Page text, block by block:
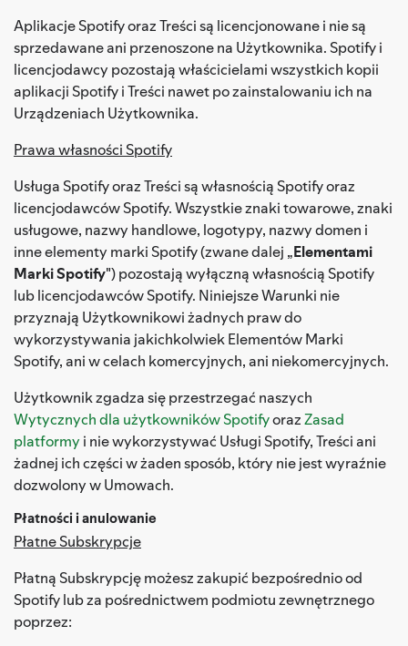
Aplikacje Spotify oraz Treści są licencjonowane i nie są
sprzedawane ani przenoszone na Użytkownika. Spotify i
licencjodawcy pozostają właścicielami wszystkich kopii
aplikacji Spotify i Treści nawet po zainstalowaniu ich na
Urządzeniach Użytkownika.
Prawa własności Spotify
Usługa Spotify oraz Treści są własnością Spotify oraz
licencjodawców Spotify. Wszystkie znaki towarowe, znaki
usługowe, nazwy handlowe, logotypy, nazwy domen i
inne elementy marki Spotify (zwane dalej „Elementami
Marki Spotify") pozostają wyłączną własnością Spotify
lub licencjodawców Spotify. Niniejsze Warunki nie
przyznają Użytkownikowi żadnych praw do
wykorzystywania jakichkolwiek Elementów Marki
Spotify, ani w celach komercyjnych, ani niekomercyjnych.
Użytkownik zgadza się przestrzegać naszych
Wytycznych dla użytkowników SpotifyorazZasad
platformy i nie wykorzystywać Usługi Spotify, Treści ani
żadnej ich części w żaden sposób, który nie jest wyraźnie
dozwolony w Umowach.
Płatności i anulowanie
Płatne Subskrypcje
Płatną Subskrypcję możesz zakupić bezpośrednio od
Spotify lub za pośrednictwem podmiotu zewnętrznego
poprzez: